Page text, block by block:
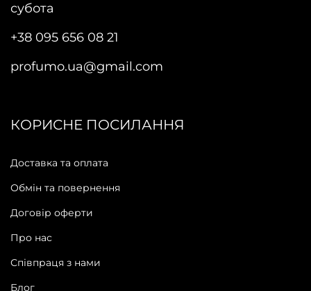
субота
+38 095 656 08 21
profumo.ua@gmail.com
КОРИСНЕ ПОСИЛАННЯ
Доставка та оплата
Обмін та повернення
Договір оферти
Про нас
Співпраця з нами
Блог